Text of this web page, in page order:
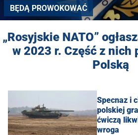
BĘDĄ PROWOKOWAĆ
„Rosyjskie NATO”
w 2023 r. Część z nich
Polską
Specnaz i
polskiej
ćwiczą
wroga